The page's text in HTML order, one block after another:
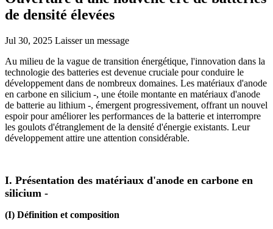
de densité élevées
Jul 30, 2025 Laisser un message
Au milieu de la vague de transition énergétique, l'innovation dans la
technologie des batteries est devenue cruciale pour conduire le
développement dans de nombreux domaines. Les matériaux d'anode
en carbone en silicium -, une étoile montante en matériaux d'anode
de batterie au lithium -, émergent progressivement, offrant un nouvel
espoir pour améliorer les performances de la batterie et interrompre
les goulots d'étranglement de la densité d'énergie existants. Leur
développement attire une attention considérable.
I. Présentation des matériaux d'anode en carbone en
silicium -
(I) Définition et composition